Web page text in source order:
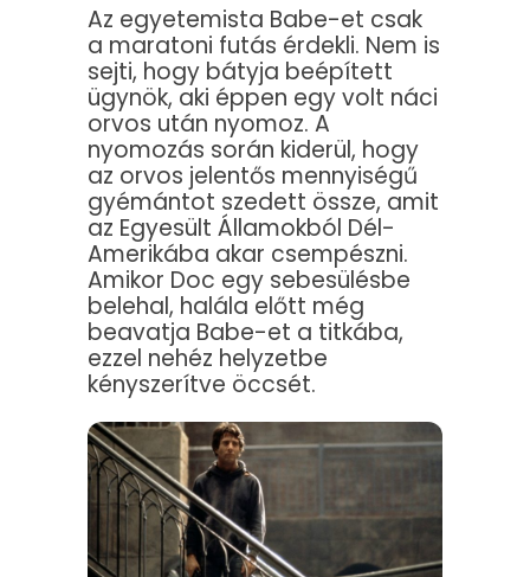
Az egyetemista Babe-et csak
a maratoni futás érdekli. Nem is
sejti, hogy bátyja beépített
ügynök, aki éppen egy volt náci
orvos után nyomoz. A
nyomozás során kiderül, hogy
az orvos jelentős mennyiségű
gyémántot szedett össze, amit
az Egyesült Államokból Dél-
Amerikába akar csempészni.
Amikor Doc egy sebesülésbe
belehal, halála előtt még
beavatja Babe-et a titkába,
ezzel nehéz helyzetbe
kényszerítve öccsét.